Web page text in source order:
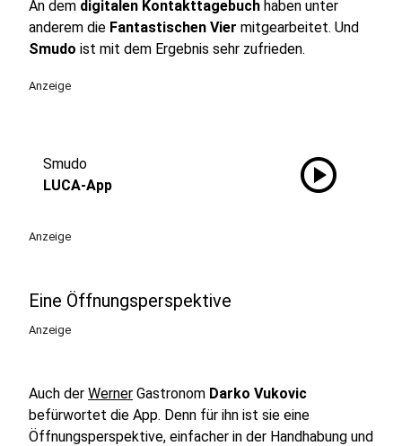
An dem digitalen Kontakttagebuch haben unter
anderem die Fantastischen Vier mitgearbeitet. Und
Smudo ist mit dem Ergebnis sehr zufrieden.
Anzeige
Smudo
LUCA-App
play_circle
Anzeige
Eine Öffnungsperspektive
Anzeige
Auch der Werner Gastronom Darko Vukovic
befürwortet die App. Denn für ihn ist sie eine
Öffnungsperspektive, einfacher in der Handhabung und